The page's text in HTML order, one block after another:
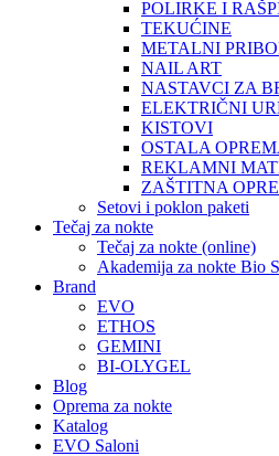
POLIRKE I
TEKUĆINE
METALNI
NAIL ART
NASTAVCI ZA
ELEKTRIČNI
KISTOVI
OSTALA
REKLAMNI
ZAŠTITNA
Setovi i poklon paketi
Tečaj za nokte
Tečaj za nokte (online)
Akademija za nokte Bio
Brand
EVO
ETHOS
GEMINI
BI-OLYGEL
Blog
Oprema za nokte
Katalog
EVO Saloni